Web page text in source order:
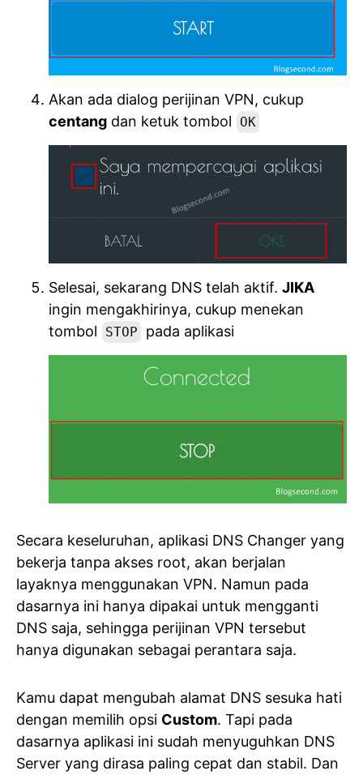
Akan ada dialog perijinan VPN, cukup
centang dan ketuk tombol OK
Selesai, sekarang DNS telah aktif. JIKA
ingin mengakhirinya, cukup menekan
tombol
STOP pada aplikasi
Secara keseluruhan, aplikasi DNS Changer yang
bekerja tanpa akses root, akan berjalan
layaknya menggunakan VPN. Namun pada
dasarnya ini hanya dipakai untuk mengganti
DNS saja, sehingga perijinan VPN tersebut
hanya digunakan sebagai perantara saja.
Kamu dapat mengubah alamat DNS sesuka hati
dengan memilih opsi Custom. Tapi pada
dasarnya aplikasi ini sudah menyuguhkan DNS
Server yang dirasa paling cepat dan stabil. Dan